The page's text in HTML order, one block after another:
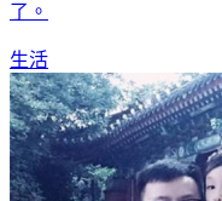
了。
生活